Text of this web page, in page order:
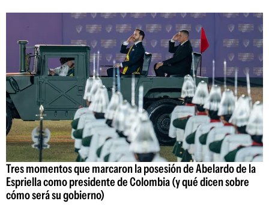
Tres momentos que marcaron la posesión de Abelardo de la
Espriella como presidente de Colombia (y qué dicen sobre
cómo será su gobierno)